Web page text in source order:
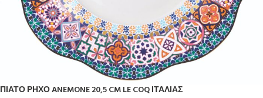
ΠΙΑΤΟ ΡΗΧΟ ANEMONE 20,5 CM LE COQ ΙΤΑΛΙΑΣ